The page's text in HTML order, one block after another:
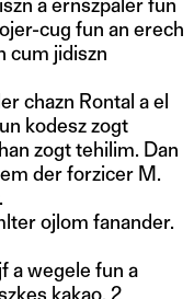
a ernszpaler fun
cug fun an erech
cum jidiszn
chazn Rontal a el
kodesz zogt
zogt tehilim. Dan
der forzicer M.
ojlom fanander.
a wegele fun a
kakao, 2